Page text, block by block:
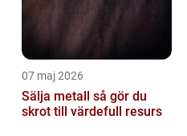
07 maj 2026
Sälja metall så gör du
skrot till värdefull resurs